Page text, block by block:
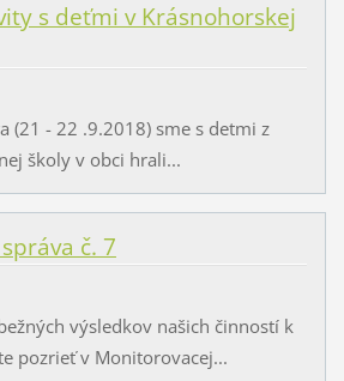
s deťmi v Krásnohorskej
(21 - 22 .9.2018) sme s detmi z
školy v obci hrali...
č. 7
výsledkov našich činností k
pozrieť v Monitorovacej...